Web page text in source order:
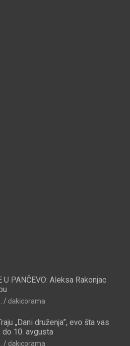
U PANČEVO: Aleksa Rakonjac
dakicorama
„Dani druženja”, evo šta vas
do 10. avgusta
dakicorama